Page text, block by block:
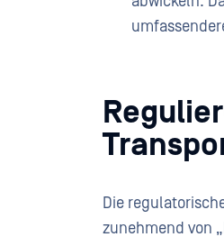
Die
zunehmend von